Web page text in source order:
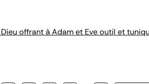
offrant à Adam et Eve outil et